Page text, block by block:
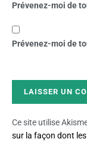
Prévenez-moi de
Prévenez-moi de
Ce site utilise
sur la façon dont